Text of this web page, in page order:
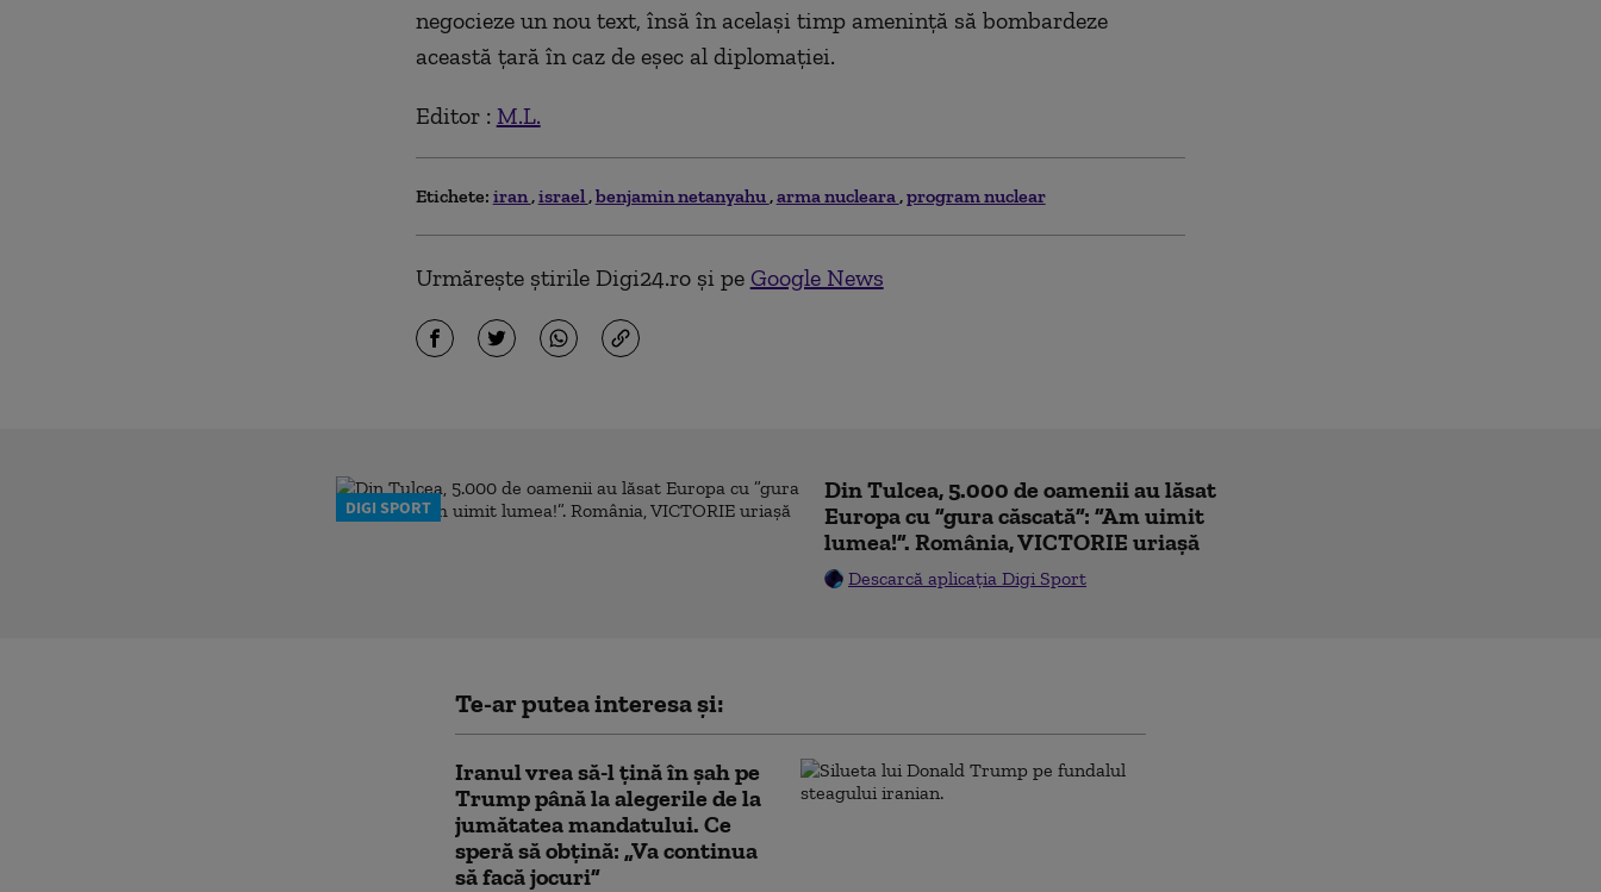
negocieze un nou text, însă în acelaşi timp ameninţă să bombardeze
această ţară în caz de eşec al diplomaţiei.
Editor : M.L.
Etichete: iran israel benjamin netanyahu arma nucleara program nuclear
Urmărește știrile Digi24.ro și pe Google News
DIGI SPORT
Din Tulcea, 5.000 de oamenii au lăsat
Europa cu ”gura căscată”: ”Am uimit
lumea!”. România, VICTORIE uriașă
Descarcă aplicația Digi Sport
Te-ar putea interesa și:
Iranul vrea să-l țină în șah pe
Trump până la alegerile de la
jumătatea mandatului. Ce
speră să obțină: „Va continua
să facă jocuri”